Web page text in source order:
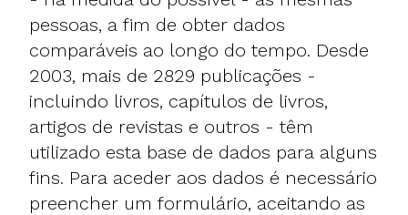
pessoas, a fim de obter dados
comparáveis ao longo do tempo. Desde
2003, mais de 2829 publicações -
incluindo livros, capítulos de livros,
artigos de revistas e outros - têm
utilizado esta base de dados para alguns
fins. Para aceder aos dados é necessário
preencher um formulário, aceitando as